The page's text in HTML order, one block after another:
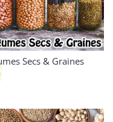
Secs & Graines